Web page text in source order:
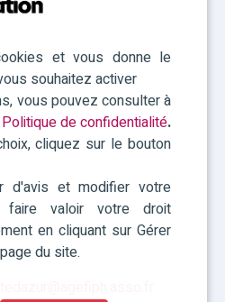
et vous donne le
souhaitez activer
vous pouvez consulter à
Politique de confidentialité.
cliquez sur le bouton
d'avis et modifier votre
faire valoir votre droit
en cliquant sur Gérer
du site.